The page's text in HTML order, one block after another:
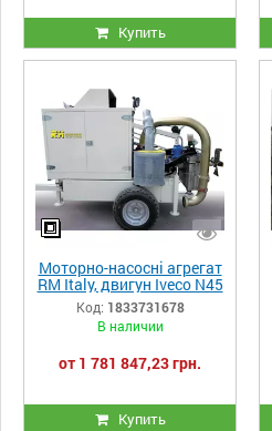
Купить
Моторно-насосні агрегат
RM Italy, двигун Iveco N45
TM2A, насос Sider
Meccanica F3 AP 125-175
B/3 - 145 к.с.
Код: 1833731678
В наличии
от 1 781 847,23 грн.
Купить